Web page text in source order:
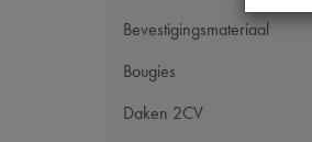
Bevestigingsmateriaal
Bougies
Daken 2CV